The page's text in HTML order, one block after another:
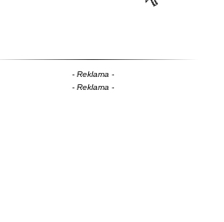
- Reklama -
- Reklama -